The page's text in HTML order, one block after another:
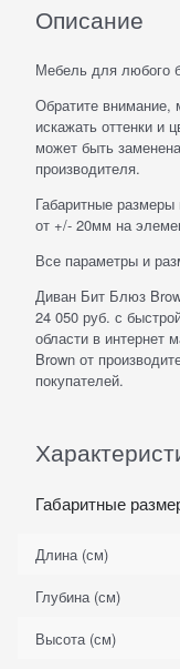
Описание
Мебель для любого
Обратите внимание,
искажать оттенки и
может быть
производителя.
Габаритные
от +/- 20мм на
Все параметры и
Диван Бит Блюз
24 050 руб. с
области в интернет
Brown от
покупателей.
Габаритные
Длина (см)
Глубина (см)
Высота (см)